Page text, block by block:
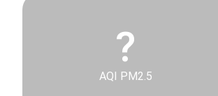
?
AQI PM2.5